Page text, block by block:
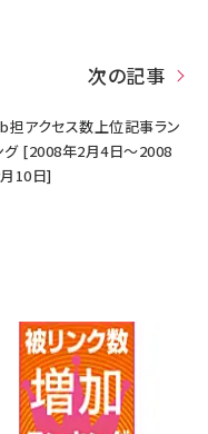
次の記事
担アクセス数上位記事ラン
グ [2008年2月4日～2008
10日]